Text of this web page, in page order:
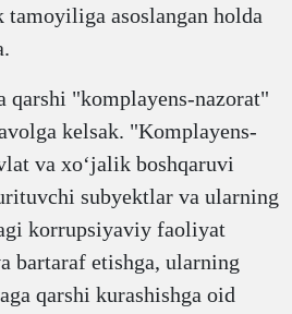
asoslangan holda
"komplayens-nazorat"
kelsak. "Komplayens-
va xoʻjalik boshqaruvi
subyektlar va ularning
korrupsiyaviy faoliyat
bartaraf etishga, ularning
qarshi kurashishga oid